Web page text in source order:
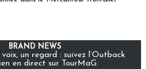
BRAND NEWS
un regard : suivez l’Outback
en direct sur TourMaG